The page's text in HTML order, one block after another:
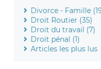
Divorce - Famille
Droit Routier (35)
Droit du travail (7)
Droit pénal (1)
Articles les plus lus